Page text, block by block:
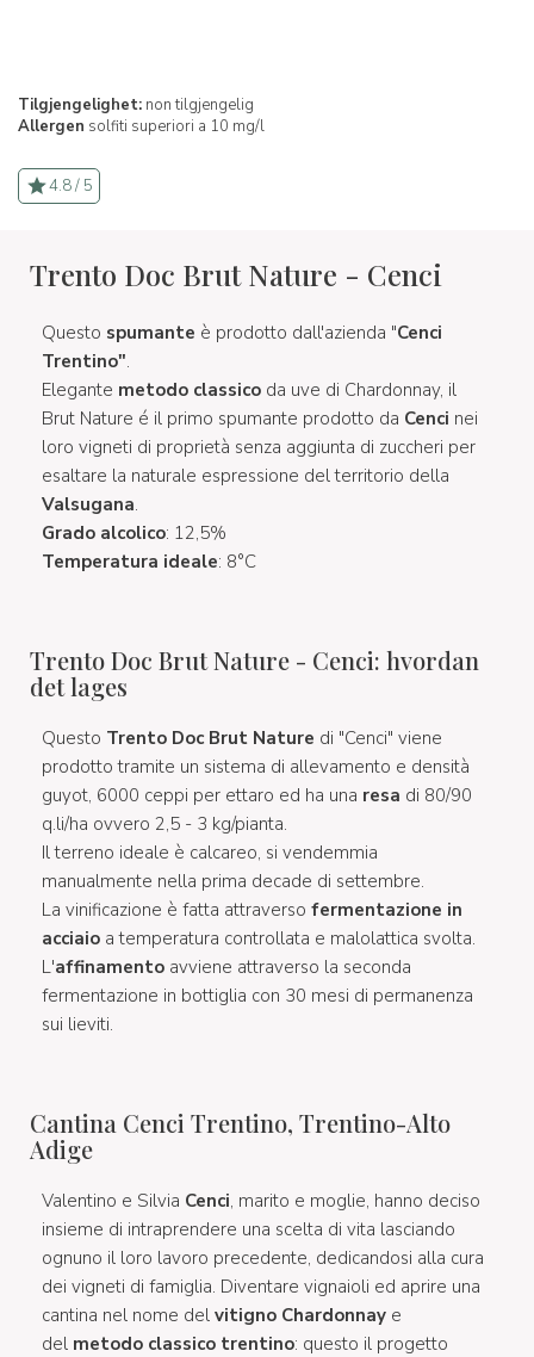
Tilgjengelighet: non tilgjengelig
Allergen solfiti superiori a 10 mg/l
4.8 / 5
Trento Doc Brut Nature - Cenci
Questo spumante è prodotto dall'azienda "Cenci
Trentino".
Elegante metodo classico da uve di Chardonnay, il
Brut Nature é il primo spumante prodotto da Cenci nei
loro vigneti di proprietà senza aggiunta di zuccheri per
esaltare la naturale espressione del territorio della
Valsugana.
Grado alcolico: 12,5%
Temperatura ideale: 8°C
Trento Doc Brut Nature - Cenci: hvordan
det lages
Questo Trento Doc Brut Nature di "Cenci" viene
prodotto tramite un sistema di allevamento e densità
guyot, 6000 ceppi per ettaro ed ha una resa di 80/90
q.li/ha ovvero 2,5 - 3 kg/pianta.
Il terreno ideale è calcareo, si vendemmia
manualmente nella prima decade di settembre.
La vinificazione è fatta attraverso fermentazione in
acciaio a temperatura controllata e malolattica svolta.
L'affinamento avviene attraverso la seconda
fermentazione in bottiglia con 30 mesi di permanenza
sui lieviti.
Cantina Cenci Trentino, Trentino-Alto
Adige
Valentino e Silvia Cenci, marito e moglie, hanno deciso
insieme di intraprendere una scelta di vita lasciando
ognuno il loro lavoro precedente, dedicandosi alla cura
dei vigneti di famiglia. Diventare vignaioli ed aprire una
cantina nel nome del vitigno Chardonnay e
del metodo classico trentino: questo il progetto